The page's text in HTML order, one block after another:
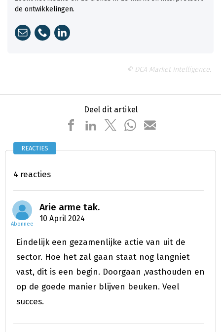
de ontwikkelingen.
© DCA Market Intelligence.
Deel dit artikel
REACTIES
4 reacties
Abonnee
Arie arme tak.
10 April 2024
Eindelijk een gezamenlijke actie van uit de
sector. Hoe het zal gaan staat nog langniet
vast, dit is een begin. Doorgaan ,vasthouden en
op de goede manier blijven beuken. Veel
succes.